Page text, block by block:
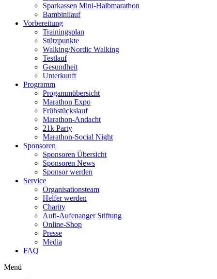
Sparkassen Mini-Halbmarathon
Bambinilauf
Vorbereitung
Trainingsplan
Stützpunkte
Walking/Nordic Walking
Testlauf
Gesundheit
Unterkunft
Programm
Progammübersicht
Marathon Expo
Frühstückslauf
Marathon-Andacht
21k Party
Marathon-Social Night
Sponsoren
Sponsoren Übersicht
Sponsoren News
Sponsor werden
Service
Organisationsteam
Helfer werden
Charity
Aufi-Aufenanger Stiftung
Online-Shop
Presse
Media
FAQ
Menü